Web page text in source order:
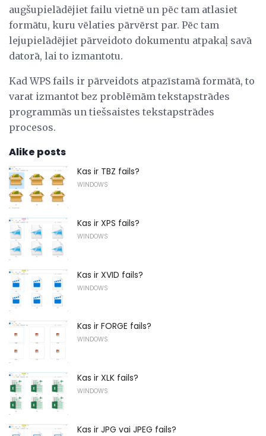
augšupielādējiet failu vietnē un pēc tam atlasiet
formātu, kuru vēlaties pārvērst par. Pēc tam
lejupielādējiet pārveidoto dokumentu atpakaļ savā
datorā, lai to izmantotu.
Kad WPS fails ir pārveidots atpazīstamā formātā, to
varat izmantot bez problēmām tekstapstrādes
programmās un tiešsaistes tekstapstrādes
procesos.
Alike posts
Kas ir TBZ fails?
WINDOWS
Kas ir XPS fails?
WINDOWS
Kas ir XVID fails?
WINDOWS
Kas ir FORGE fails?
WINDOWS
Kas ir XLK fails?
WINDOWS
Kas ir JPG vai JPEG fails?